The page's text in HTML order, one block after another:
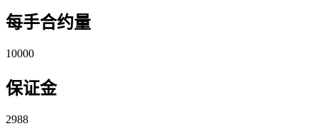
每手合约量
10000
保证金
2988